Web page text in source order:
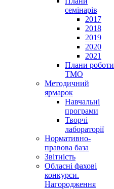
семінарів
2017
2018
2019
2020
2021
Плани роботи
ТМО
Методичний
ярмарок
Навчальні
програми
Творчі
лабораторії
Нормативно-
правова база
Звітність
Обласні фахові
конкурси.
Нагородження